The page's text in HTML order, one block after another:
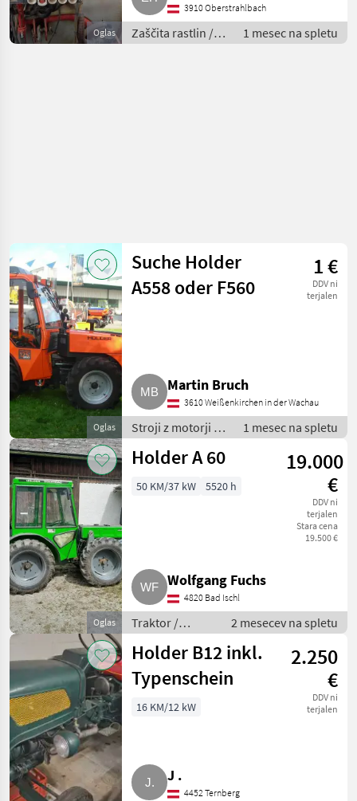
Oglas
3910 Oberstrahlbach
Zaščita rastlin /
Poljska
1 mesec na spletu
Oglas
Suche Holder
A558 oder F560
1 €
DDV ni
terjalen
Martin Bruch
3610 Weißenkirchen in der Wachau
Stroji z motorji /
Transporter in
motorni
1 mesec na spletu
Oglas
Holder A 60
19.000
€
DDV ni
terjalen
Stara cena
19.500 €
50 KM/37 kW 5520 h
Wolfgang Fuchs
4820 Bad Ischl
Traktor /
Standardni
traktor
2 mesecev na spletu
Holder B12 inkl.
Typenschein
2.250
€
DDV ni
terjalen
16 KM/12 kW
J .
4452 Ternberg